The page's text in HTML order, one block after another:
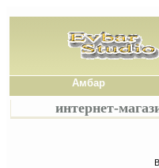
Амбар
интернет-